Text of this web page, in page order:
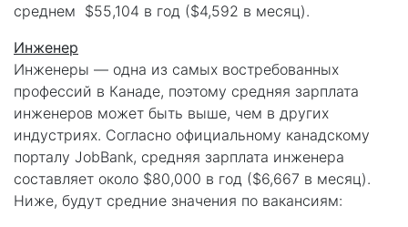
среднем $55,104 в год ($4,592 в месяц).
Инженер
Инженеры — одна из самых востребованных
профессий в Канаде, поэтому средняя зарплата
инженеров может быть выше, чем в других
индустриях. Согласно официальному канадскому
порталу JobBank, средняя зарплата инженера
составляет около $80,000 в год ($6,667 в месяц).
Ниже, будут средние значения по вакансиям: